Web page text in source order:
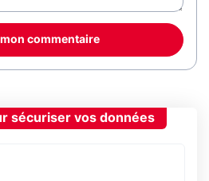
mon commentaire
sécuriser vos données